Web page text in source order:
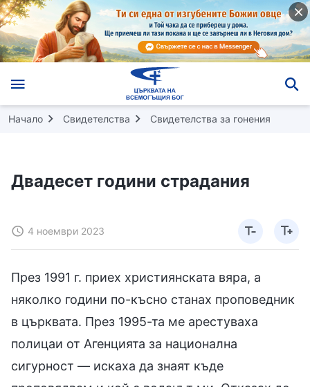
Начало Свидетелства Свидетелства за гонения
Двадесет години страдания
4 ноември 2023
През 1991 г. приех християнската вяра, а
няколко години по-късно станах проповедник
в църквата. През 1995-та ме арестуваха
полицаи от Агенцията за национална
сигурност — искаха да знаят къде